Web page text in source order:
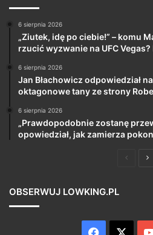
6 sierpnia 2026
„Ziutek, idę po ciebie!” – komu
rzucić wyzwanie na UFC
6 sierpnia 2026
Jan Błachowicz odpowiedział
oktagonowe tany ze strony
6 sierpnia 2026
„Prawdopodobnie zostanę
opowiedział, jak zamierza
OBSERWUJ LOWKING.PL
Facebook